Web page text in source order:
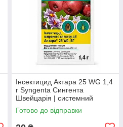
Інсектицид Актара 25 WG 1,4
г Syngenta Сингента
Швейцарія | системний
інсектицид
Готово до відправки